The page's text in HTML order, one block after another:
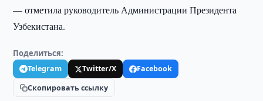
— отметила руководитель Администрации Президента
Узбекистана.
Поделиться:
Telegram Twitter/X
Facebook
Скопировать ссылку